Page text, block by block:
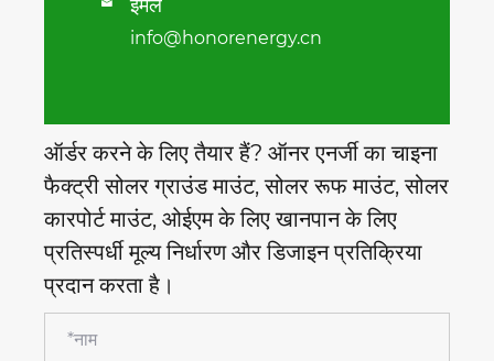
ईमेल
info@honorenergy.cn
ऑर्डर करने के लिए तैयार हैं? ऑनर एनर्जी का चाइना
फैक्ट्री सोलर ग्राउंड माउंट, सोलर रूफ माउंट, सोलर
कारपोर्ट माउंट, ओईएम के लिए खानपान के लिए
प्रतिस्पर्धी मूल्य निर्धारण और डिजाइन प्रतिक्रिया
प्रदान करता है।